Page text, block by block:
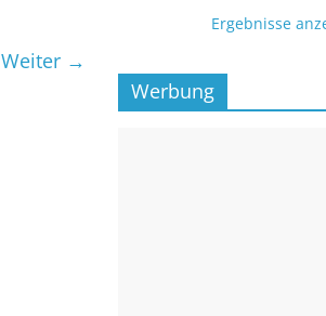
Weiter →
Ergebnisse
Werbung